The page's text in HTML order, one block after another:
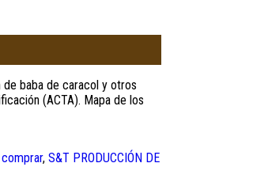
baba de caracol y otros
(ACTA). Mapa de los
, S&T PRODUCCIÓN DE